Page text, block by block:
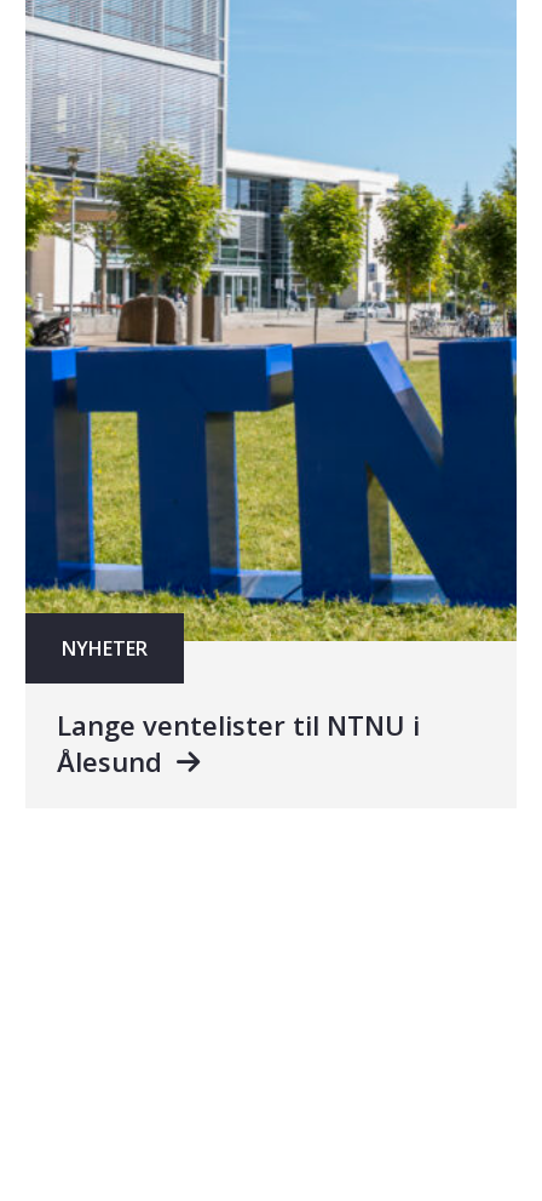
NYHETER
Lange ventelister til NTNU i
Ålesund